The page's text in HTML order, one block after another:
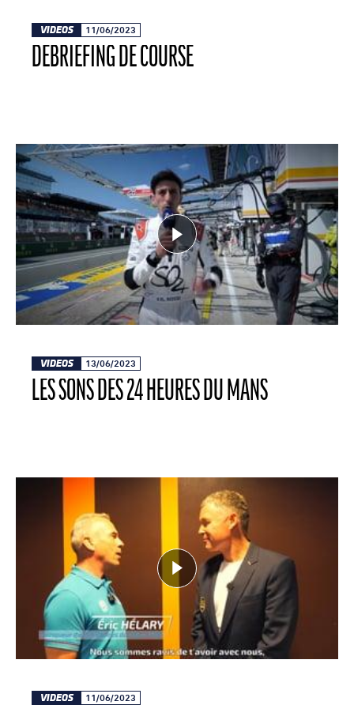
VIDEOS 11/06/2023
DEBRIEFING DE COURSE
VIDEOS 13/06/2023
LES SONS DES 24 HEURES DU MANS
VIDEOS 11/06/2023